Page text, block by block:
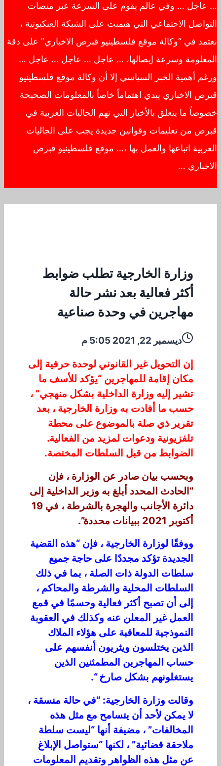
… عاجل … وفي عالم يقوم على السرعة عبر منصات
التواصل الاجتماعي التي هيمنت على الشبكة العنكبوتية ،
نعتمد في “وكالة موقع فلسطينيو قبرص الاخباري” على دقة
المعلومة وسرعة إيصالها، … عاجل … عاجل … عاجل …
ورغم أهمية الخبر السياسي إلا أن وكالة موقع فلسطينيو
قبرص الاخباري يبدي اهتماماً خاصاً بالمعلومات الصحيحة
خصوصاً ما يتعلق بالأخبار التي تهم الجاليات العربية في
قبرص من تعليمات وقوانين جديدة يجب على الجاليات
العربية اتباعها والعمل بها ،… موقع فلسطينيو قبرص
الاخباري …
وزارة الخارجية تطلب ضوابط
أكثر فعالية بعد نشر حالة
مهاجرين في وحدة صناعية
ديسمبر 22, 2021 5:05 م
إن التحويل غير القانوني لوحدة حرفية إلى
مكان إقامة للمهاجرين “يؤكد للأسف ما
تشير إليه وزارة الداخلية بشكل منهجي” ،
حسب ما أفادت به وزارة الخارجية ، بعد
تقرير ذي صلة بالموضوع على محطة
تلفزيونية ودعوات لمزيد من الفعالية.
الضوابط من قبل السلطات المختصة.
وبحسب بيان صادر عن الوزارة ، فإن
“الحادث المحدد أبلغ به وزير الداخلية إلى
دائرة الأجانب والهجرة بالشرطة ، في 19
أكتوبر 2021 ببيانات محددة”.
ووفقًا لوزارة الخارجية ، فإن “هذه القضية
الجديدة تؤكد مجددًا على حاجة جميع
سلطات الدولة ذات الصلة ، بما في ذلك
السلطات المحلية والشرطة والمحاكم ،
إلى أن تصبح أكثر فعالية وحسمًا في قمع
العمل غير المعلن عنه وكذلك في العقوبة
النموذجية للمعاقبة على هؤلاء الملاك
الذين يختلسون ويثريون أنفسهم على
حساب المهاجرين المطمئنين الذين
يستغلونهم بشكل صارخ “.
وقالت وزارة الخارجية: “في حالة منسقة ،
لا يمكن لأحد أن يتسامح مع مثل هذه
المخالفات” ، مضيفة أنها “ليست سلطة
ملاحقة قضائية” ، لكنها “ستواصل الإبلاغ
عن مثل هذه الظواهر وتقديم المعلومات